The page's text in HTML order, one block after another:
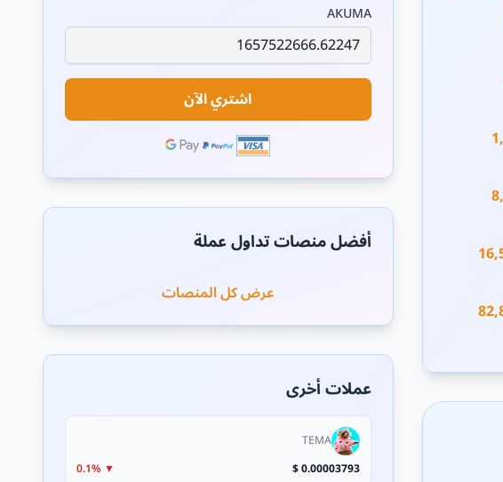
AKUMA
اشتري الآن
أفضل منصات تداول عملة
عرض كل المنصات
عملات أخرى
TEMA
0.00003793 $
▼ 0.1%